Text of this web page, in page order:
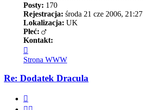
Posty: 170
Rejestracja: środa 21 cze 2006, 21:27
Lokalizacja: UK
Płeć:
Kontakt:
się
z
talismanisland
Strona WWW
Re: Dodatek Dracula